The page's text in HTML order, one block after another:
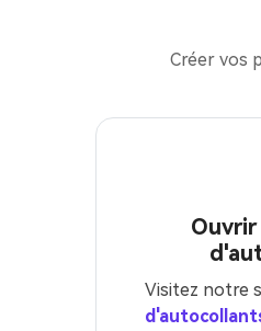
Créer vos
Visitez notre